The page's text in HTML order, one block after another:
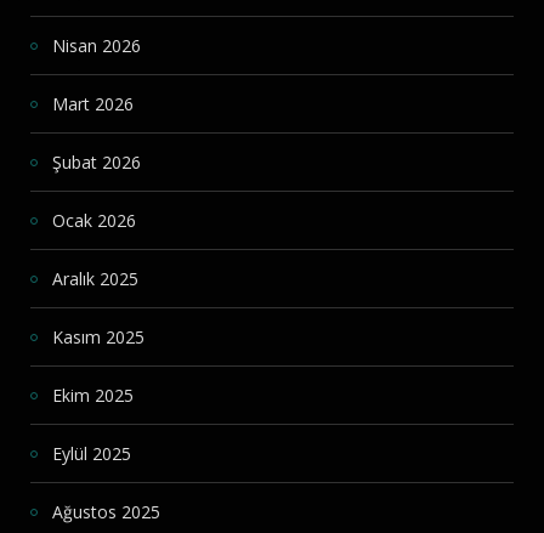
Nisan 2026
Mart 2026
Şubat 2026
Ocak 2026
Aralık 2025
Kasım 2025
Ekim 2025
Eylül 2025
Ağustos 2025